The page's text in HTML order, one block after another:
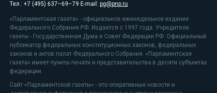
Тел.: +7 (495) 637–69–79 E-mail: pg@pnp.ru
«Парламентская газета» - официальное еженедельное издание
Федерального Собрания РФ. Издается с 1997 года. Учредители
газеты - Государственная Дума и Совет Федерации РФ. Официальный
публикатор федеральных конституционных законов, федеральных
законов и актов палат Федерального Собрания. «Парламентская
газета» имеет пункты печати и представительства в десяти субъектах
федерации.
Сайт «Парламентской газеты» - это оперативные новости и